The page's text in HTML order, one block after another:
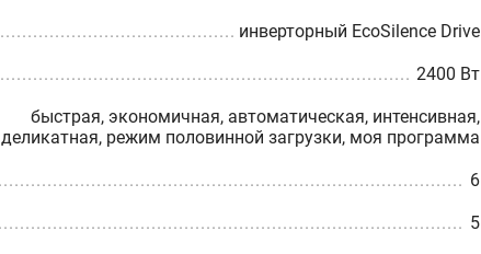
инверторный EcoSilence Drive
2400 Вт
быстрая, экономичная, автоматическая, интенсивная,
деликатная, режим половинной загрузки, моя программа
6
5